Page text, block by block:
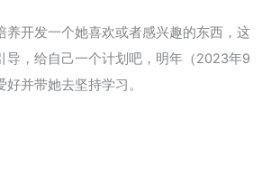
养开发一个她喜欢或者感兴趣的东西，这
导，给自己一个计划吧，明年（2023年9
并带她去坚持学习。